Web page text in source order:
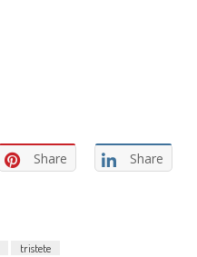
Share Share
tristete